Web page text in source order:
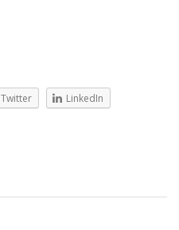
Twitter LinkedIn